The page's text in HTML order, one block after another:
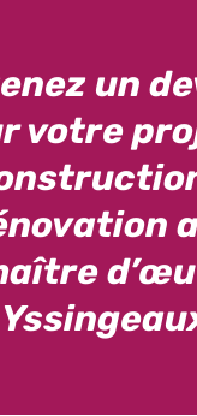
un
votre